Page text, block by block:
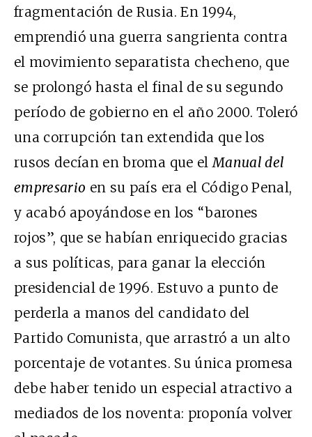
fragmentación de Rusia. En 1994,
emprendió una guerra sangrienta contra
el movimiento separatista checheno, que
se prolongó hasta el final de su segundo
período de gobierno en el año 2000. Toleró
una corrupción tan extendida que los
rusos decían en broma que elManual del
empresario en su país era el Código Penal,
y acabó apoyándose en los “barones
rojos”, que se habían enriquecido gracias
a sus políticas, para ganar la elección
presidencial de 1996. Estuvo a punto de
perderla a manos del candidato del
Partido Comunista, que arrastró a un alto
porcentaje de votantes. Su única promesa
debe haber tenido un especial atractivo a
mediados de los noventa: proponía volver